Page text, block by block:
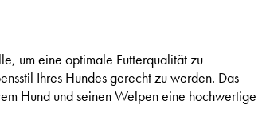
um eine optimale Futterqualität zu
Ihres Hundes gerecht zu werden. Das
Hund und seinen Welpen eine hochwertige